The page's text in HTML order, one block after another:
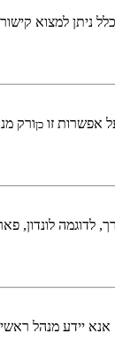
למצוא
אפשרות זו כןורק
לונדון,
אנא יידע מנהל